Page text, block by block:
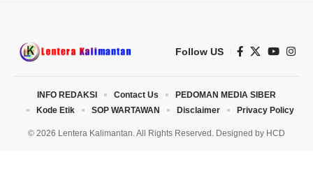
Follow US
© 2026 Lentera Kalimantan. All Rights Reserved. Designed by HCD
INFO REDAKSI Contact Us
PEDOMAN MEDIA SIBER
Kode Etik
SOP WARTAWAN Disclaimer Privacy Policy